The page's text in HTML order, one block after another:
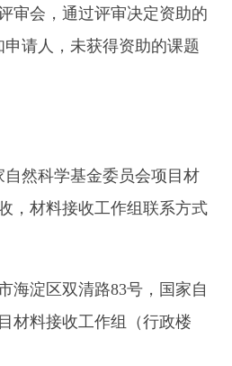
审会，通过评审决定资助的
请人，未获得资助的课题
然科学基金委员会项目材
，材料接收工作组联系方式
淀区双清路83号，国家自
材料接收工作组（行政楼